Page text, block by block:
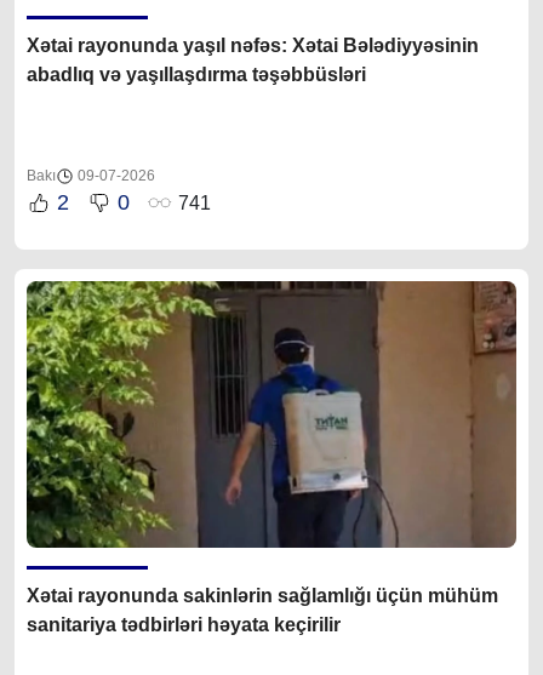
Xətai rayonunda yaşıl nəfəs: Xətai Bələdiyyəsinin
abadlıq və yaşıllaşdırma təşəbbüsləri
Bakı 09-07-2026
2 0 741
Xətai rayonunda sakinlərin sağlamlığı üçün mühüm
sanitariya tədbirləri həyata keçirilir